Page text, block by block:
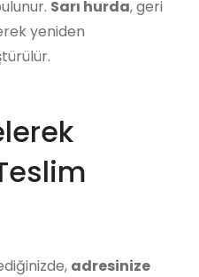
Sarı hurda, geri
yeniden
adresinize